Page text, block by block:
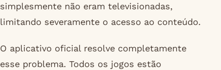
simplesmente não eram televisionadas,
limitando severamente o acesso ao conteúdo.
O aplicativo oficial resolve completamente
esse problema. Todos os jogos estão